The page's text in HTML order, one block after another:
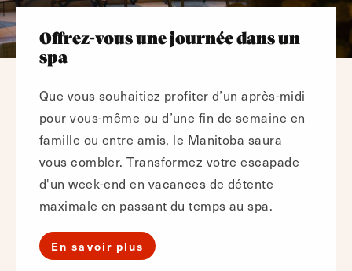
Offrez-vous une journée dans un
spa
Que vous souhaitiez profiter d’un après-midi
pour vous-même ou d’une fin de semaine en
famille ou entre amis, le Manitoba saura
vous combler. Transformez votre escapade
d'un week-end en vacances de détente
maximale en passant du temps au spa.
En savoir plus